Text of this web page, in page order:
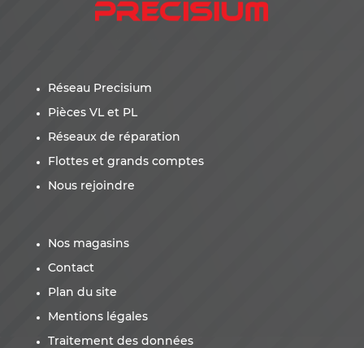
Réseau Precisium
Pièces VL et PL
Réseaux de réparation
Flottes et grands comptes
Nous rejoindre
Nos magasins
Contact
Plan du site
Mentions légales
Traitement des données